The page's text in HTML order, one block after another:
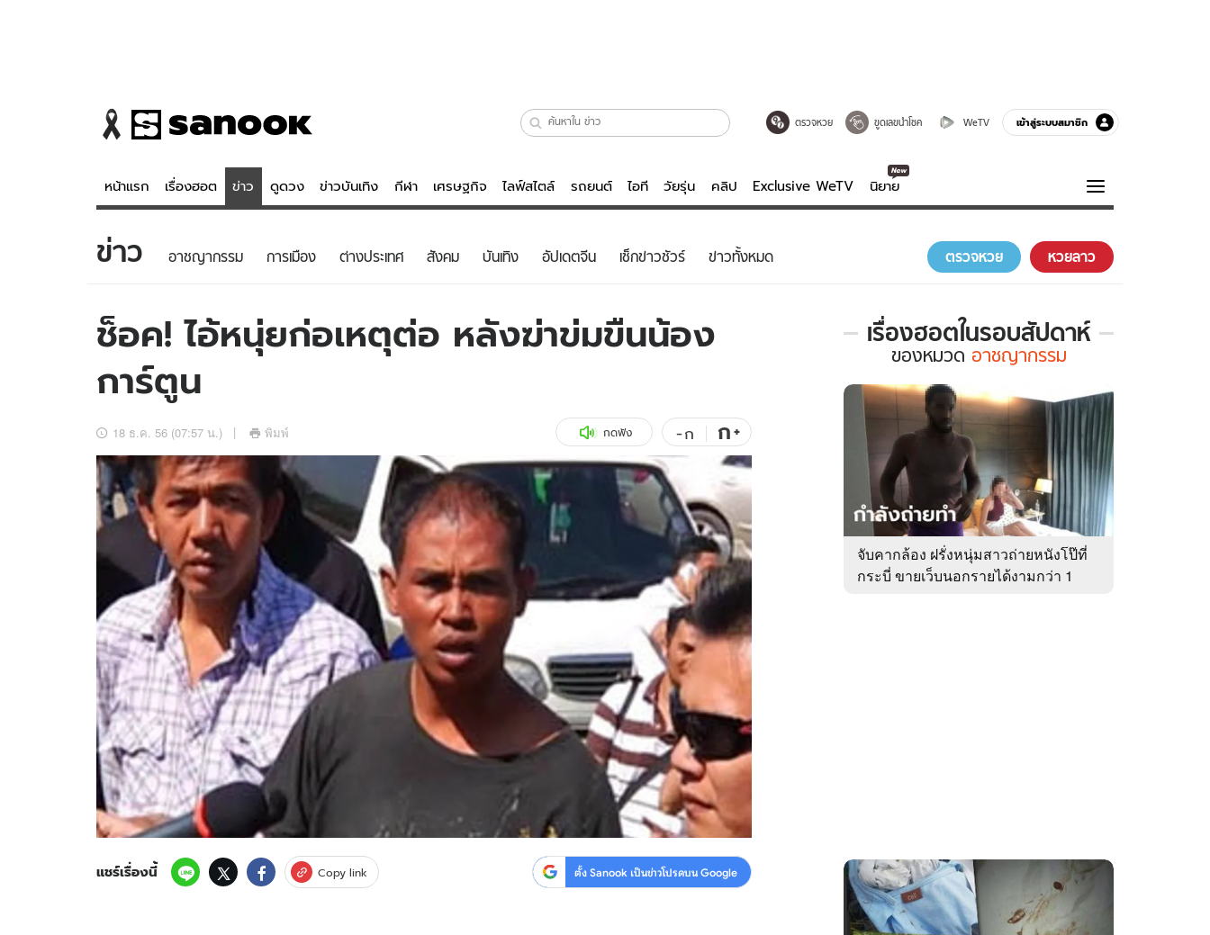
ตรวจหวย ขูดเลขนำโชค WeTV เข้าสู่ระบบสมาชิก
หน้าแรก เรื่องฮอต ข่าว ดูดวง ข่าวบันเทิง กีฬา เศรษฐกิจ ไลฟ์สไตล์ รถยนต์ ไอที วัยรุ่น คลิป Exclusive WeTV นิยาย
ข่าว
ข่าวบันเทิง
ข่าวกีฬา
ข่าวเศรษฐกิจ
อัปเดตจีน
เช็กข่าวชัวร์
ดูดวง - ตรวจหวย
สถิติหวยไทย
ไลฟ์สไตล์
วัยรุ่น
สุขภาพ
เที่ยว-กิน
Tasteful Thailand
Sanook Choice
บันเทิงครบรส
ดูทีวี
WeTV
Exclusive WeTV
นิยาย
ความรู้รอบตัว
ฮาวทู
ดาวน์โหลดสนุกแอปฟรี ติดตามสนุกโซเชียลได้ที่
สงวนลิขสิทธิ์ © 2569 บริษัท อิมเมจ ฟิวเจอร์ (ประเทศไทย) จำกัด
ข่าว อาชญากรรม การเมือง ต่างประเทศ สังคม บันเทิง อัปเดตจีน เช็กข่าวชัวร์ ข่าวทั้งหมด ตรวจหวย หวยลาว
ช็อค! ไอ้หนุ่ยก่อเหตุต่อ หลังฆ่าข่มขืนน้อง
การ์ตูน
18 ธ.ค. 56 (07:57 น.) พิมพ์ กดฟัง -ก ก+
แชร์เรื่องนี้ Copy link ตั้ง Sanook เป็นข่าวโปรดบน Google
เรื่องฮอตในรอบสัปดาห์
เรื่อง
ใน
รอบ
สัปดาห์
หมวด
อาชญากรรม
ของหมวด อาชญากรรม
จับคากล้อง ฝรั่งหนุ่มสาวถ่ายหนังโป๊ที่
กระบี่ ขายเว็บนอกรายได้งามกว่า 1